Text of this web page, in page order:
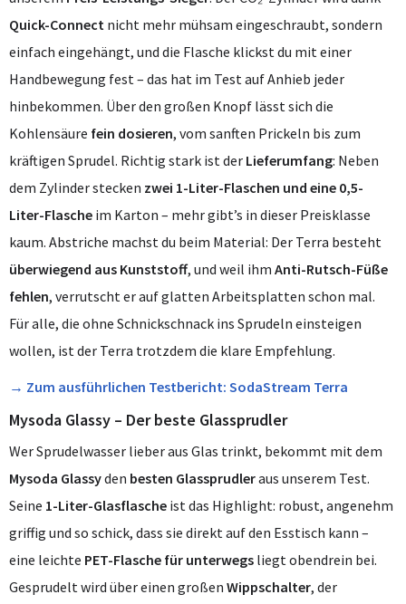
Quick-Connect nicht mehr mühsam eingeschraubt, sondern
einfach eingehängt, und die Flasche klickst du mit einer
Handbewegung fest – das hat im Test auf Anhieb jeder
hinbekommen. Über den großen Knopf lässt sich die
Kohlensäure fein dosieren, vom sanften Prickeln bis zum
kräftigen Sprudel. Richtig stark ist der Lieferumfang: Neben
dem Zylinder stecken zwei 1-Liter-Flaschen und eine 0,5-
Liter-Flasche im Karton – mehr gibt’s in dieser Preisklasse
kaum. Abstriche machst du beim Material: Der Terra besteht
überwiegend aus Kunststoff, und weil ihm Anti-Rutsch-Füße
fehlen, verrutscht er auf glatten Arbeitsplatten schon mal.
Für alle, die ohne Schnickschnack ins Sprudeln einsteigen
wollen, ist der Terra trotzdem die klare Empfehlung.
→ Zum ausführlichen Testbericht: SodaStream Terra
Mysoda Glassy – Der beste Glassprudler
Wer Sprudelwasser lieber aus Glas trinkt, bekommt mit dem
Mysoda Glassyden besten Glassprudleraus unserem Test.
Seine 1-Liter-Glasflasche ist das Highlight: robust, angenehm
griffig und so schick, dass sie direkt auf den Esstisch kann –
eine leichte PET-Flasche für unterwegs liegt obendrein bei.
Gesprudelt wird über einen großen Wippschalter, der